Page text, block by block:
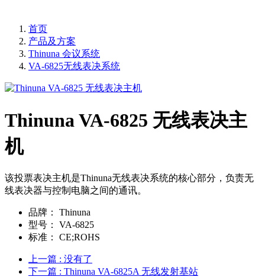
首页
产品及方案
Thinuna 会议系统
VA-6825无线表决系统
Thinuna VA-6825 无线表决主
机
该投票表决主机是Thinuna无线表决系统的核心部分，负责无
线表决器与控制电脑之间的通讯。
品牌：
Thinuna
型号：
VA-6825
标准：
CE;ROHS
上一篇 : 没有了
下一篇 : Thinuna VA-6825A 无线发射基站